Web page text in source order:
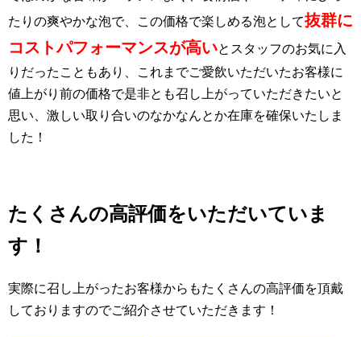
たりの爽やかな泡で、この価格で楽しめる泡として抜群に
コストパフォーマンスが高いとスタッフのお気に入
りだったこともあり、これまでご愛飲いただいたお客様に
値上がり前の価格で是非とも召し上がっていただきたいと
思い、激しい取り合いのなかなんとか在庫を確保いたしま
した！
たくさんの高評価をいただいていま
す！
実際に召し上がったお客様からもたくさんの高評価を頂戴
しておりますのでご紹介させていただきます！